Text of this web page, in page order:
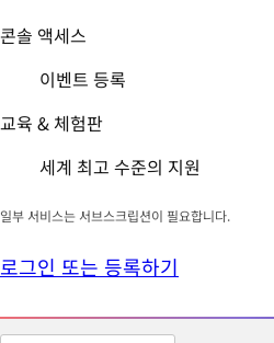
콘솔 액세스
이벤트 등록
교육 & 체험판
세계 최고 수준의 지원
일부 서비스는 서브스크립션이 필요합니다.
로그인 또는 등록하기